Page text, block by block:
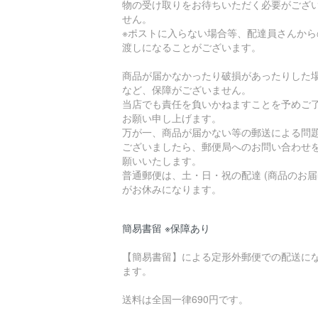
物の受け取りをお待ちいただく必要がござ
せん。
※ポストに入らない場合等、配達員さんか
渡しになることがございます。
商品が届かなかったり破損があったりした
など、保障がございません。
当店でも責任を負いかねますことを予めご
お願い申し上げます。
万が一、商品が届かない等の郵送による問
ございましたら、郵便局へのお問い合わせ
願いいたします。
普通郵便は、土・日・祝の配達 (商品のお
がお休みになります。
簡易書留 ※保障あり
【簡易書留】による定形外郵便での配送に
ます。
送料は全国一律690円です。